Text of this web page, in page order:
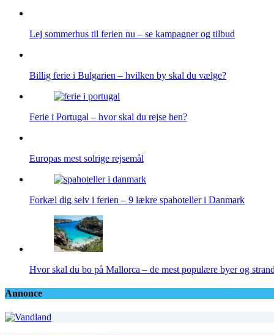
Lej sommerhus til ferien nu – se kampagner og tilbud
Billig ferie i Bulgarien – hvilken by skal du vælge?
Ferie i Portugal – hvor skal du rejse hen?
Europas mest solrige rejsemål
Forkæl dig selv i ferien – 9 lækre spahoteller i Danmark
Hvor skal du bo på Mallorca – de mest populære byer og
Annonce